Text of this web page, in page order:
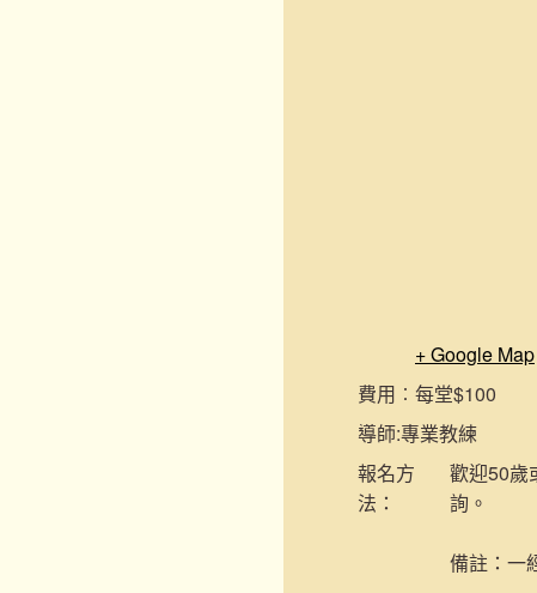
+ Google Map
費用︰ 每堂$100
導師:專業教練
報名方
法：
歡迎50歲
詢。
備註：一